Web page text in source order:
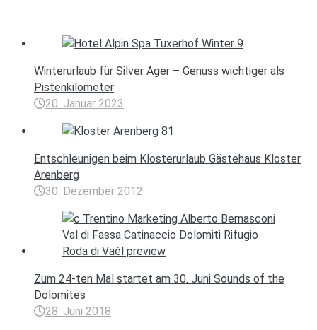
Winterurlaub für Silver Ager – Genuss wichtiger als
Pistenkilometer
20. Januar 2023
Entschleunigen beim Klosterurlaub Gästehaus Kloster
Arenberg
30. Dezember 2012
Zum 24-ten Mal startet am 30. Juni Sounds of the
Dolomites
28. Juni 2018